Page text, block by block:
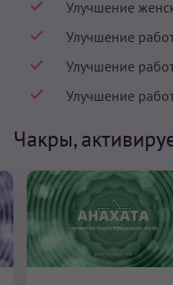
Улучшение
Улучшение
Улучшение
Улучшение
Чакры,